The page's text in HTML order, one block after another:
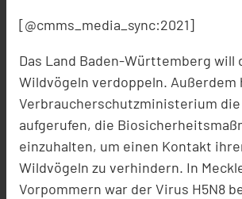
[@cmms_media_sync:2021]
Das Land Baden-Württemberg will
Wildvögeln verdoppeln. Außerdem
Verbraucherschutzministerium
aufgerufen, die
einzuhalten, um einen Kontakt
Wildvögeln zu verhindern. In
Vorpommern war der Virus H5N8